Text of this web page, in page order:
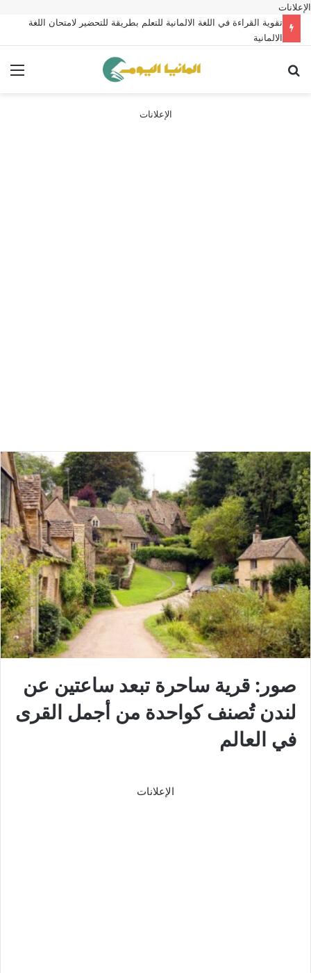
الإعلانات
تقوية القراءة في اللغة الالمانية للتعلم بطريقة للتحضير لامتحان اللغة
الالمانية
الإعلانات
صور: قرية ساحرة تبعد ساعتين عن
لندن تُصنف كواحدة من أجمل القرى
في العالم
الإعلانات